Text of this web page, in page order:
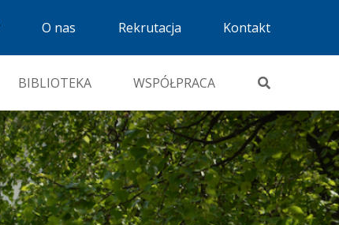
O nas Rekrutacja Kontakt
BIBLIOTEKA WSPÓŁPRACA